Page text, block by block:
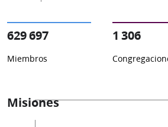
629 697
Miembros
1 306
Misiones